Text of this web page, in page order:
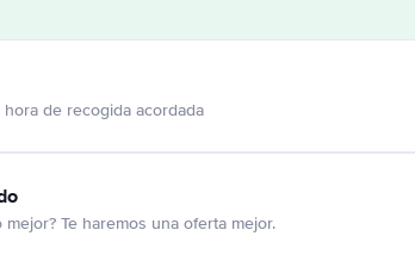
de recogida acordada
Te haremos una oferta mejor.